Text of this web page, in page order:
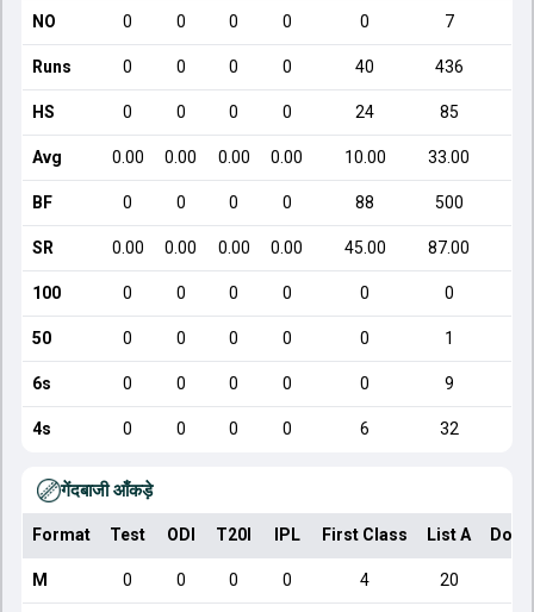
NO 0 0 0 0 0 7
Runs 0 0 0 0 40 436
HS 0 0 0 0 24 85
Avg 0.00 0.00 0.00 0.00 10.00 33.00
BF 0 0 0 0 88 500
SR 0.00 0.00 0.00 0.00 45.00 87.00
100 0 0 0 0 0 0
50 0 0 0 0 0 1
6s 0 0 0 0 0 9
4s 0 0 0 0 6 32
गेंदबाजी आँकड़े
Format Test ODI T20I IPL First Class List A
M 0 0 0 0 4 20